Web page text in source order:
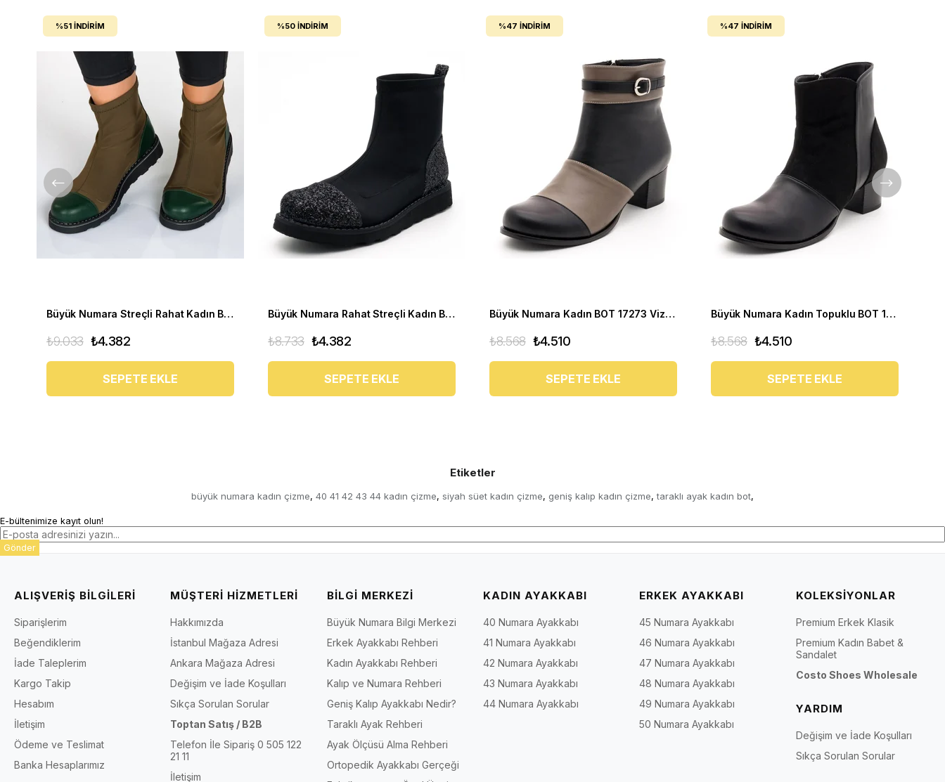
Büyük Numara Streçli Rahat Kadın BOT 19273 haki
₺4.382
₺9.033
SEPETE EKLE
%51 İNDIRIM
Büyük Numara Rahat Streçli Kadın BOT 19273 siyah
₺4.382
₺8.733
SEPETE EKLE
%50 İNDIRIM
Büyük Numara Kadın BOT 17273 Vizon Siyah
₺4.510
₺8.568
SEPETE EKLE
%47 İNDIRIM
Büyük Numara Kadın Topuklu BOT 17273 Siyah
₺4.510
₺8.568
SEPETE EKLE
%47 İNDIRIM
Etiketler
büyük numara kadın çizme, 40 41 42 43 44 kadın çizme, siyah süet kadın çizme, geniş kalıp kadın çizme, taraklı ayak kadın bot,
E-bültenimize kayıt olun!
Gönder
ALIŞVERİŞ BİLGİLERİ
Siparişlerim
Beğendiklerim
İade Taleplerim
Kargo Takip
Hesabım
İletişim
Ödeme ve Teslimat
Banka Hesaplarımız
MÜŞTERİ HİZMETLERİ
Hakkımızda
İstanbul Mağaza Adresi
Ankara Mağaza Adresi
Değişim ve İade Koşulları
Sıkça Sorulan Sorular
Toptan Satış / B2B
Telefon İle Sipariş 0 505 122
21 11
İletişim
BİLGİ MERKEZİ
Büyük Numara Bilgi Merkezi
Erkek Ayakkabı Rehberi
Kadın Ayakkabı Rehberi
Kalıp ve Numara Rehberi
Geniş Kalıp Ayakkabı Nedir?
Taraklı Ayak Rehberi
Ayak Ölçüsü Alma Rehberi
Ortopedik Ayakkabı Gerçeği
KADIN AYAKKABI
40 Numara Ayakkabı
41 Numara Ayakkabı
42 Numara Ayakkabı
43 Numara Ayakkabı
44 Numara Ayakkabı
ERKEK AYAKKABI
45 Numara Ayakkabı
46 Numara Ayakkabı
47 Numara Ayakkabı
48 Numara Ayakkabı
49 Numara Ayakkabı
50 Numara Ayakkabı
KOLEKSİYONLAR
Premium Erkek Klasik
Premium Kadın Babet &
Sandalet
Costo Shoes Wholesale
YARDIM
Değişim ve İade Koşulları
Sıkça Sorulan Sorular